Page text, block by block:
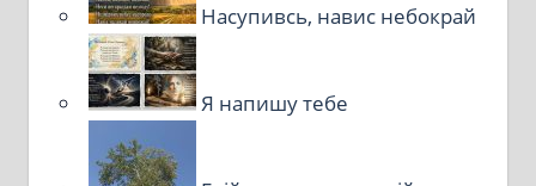
Насупивсь, навис небокрай
Я напишу тебе